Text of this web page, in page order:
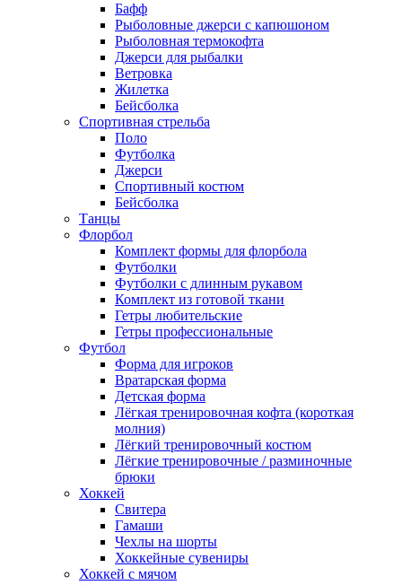
Бафф
Рыболовные джерси с капюшоном
Рыболовная термокофта
Джерси для рыбалки
Ветровка
Жилетка
Бейсболка
Спортивная стрельба
Поло
Футболка
Джерси
Спортивный костюм
Бейсболка
Танцы
Флорбол
Комплект формы для флорбола
Футболки
Футболки с длинным рукавом
Комплект из готовой ткани
Гетры любительские
Гетры профессиональные
Футбол
Форма для игроков
Вратарская форма
Детская форма
Лёгкая тренировочная кофта (короткая
молния)
Лёгкий тренировочный костюм
Лёгкие тренировочные / разминочные
брюки
Хоккей
Свитера
Гамаши
Чехлы на шорты
Хоккейные сувениры
Хоккей с мячом